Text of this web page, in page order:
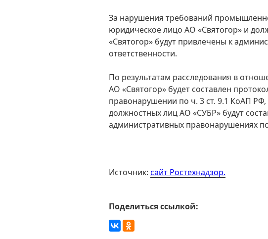
За нарушения требований
юридическое лицо АО «Святогор» и
«Святогор» будут привлечены к
ответственности.
По результатам расследования в
АО «Святогор» будет составлен
правонарушении по ч. 3 ст. 9.1 КоАП
должностных лиц АО «СУБР» будут
административных правонарушениях
Источник: сайт Ростехнадзор.
Поделиться ссылкой: